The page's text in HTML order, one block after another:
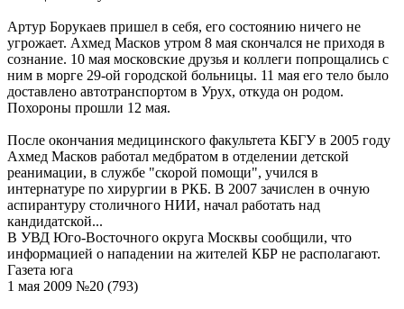
Артур Борукаев пришел в себя, его состоянию ничего не
угрожает. Ахмед Масков утром 8 мая скончался не приходя в
сознание. 10 мая московские друзья и коллеги попрощались с
ним в морге 29-ой городской больницы. 11 мая его тело было
доставлено автотранспортом в Урух, откуда он родом.
Похороны прошли 12 мая.
После окончания медицинского факультета КБГУ в 2005 году
Ахмед Масков работал медбратом в отделении детской
реанимации, в службе "скорой помощи", учился в
интернатуре по хирургии в РКБ. В 2007 зачислен в очную
аспирантуру столичного НИИ, начал работать над
кандидатской...
В УВД Юго-Восточного округа Москвы сообщили, что
информацией о нападении на жителей КБР не располагают.
Газета юга
1 мая 2009 №20 (793)